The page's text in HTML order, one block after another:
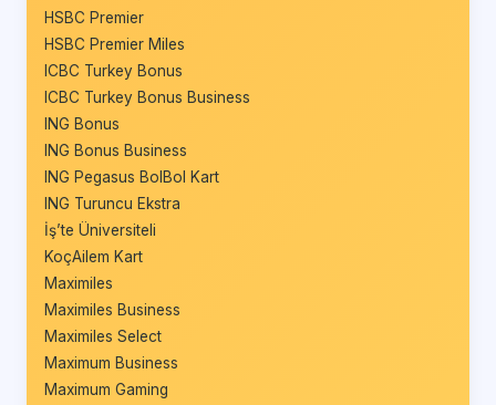
HSBC Premier
HSBC Premier Miles
ICBC Turkey Bonus
ICBC Turkey Bonus Business
ING Bonus
ING Bonus Business
ING Pegasus BolBol Kart
ING Turuncu Ekstra
İş’te Üniversiteli
KoçAilem Kart
Maximiles
Maximiles Business
Maximiles Select
Maximum Business
Maximum Gaming